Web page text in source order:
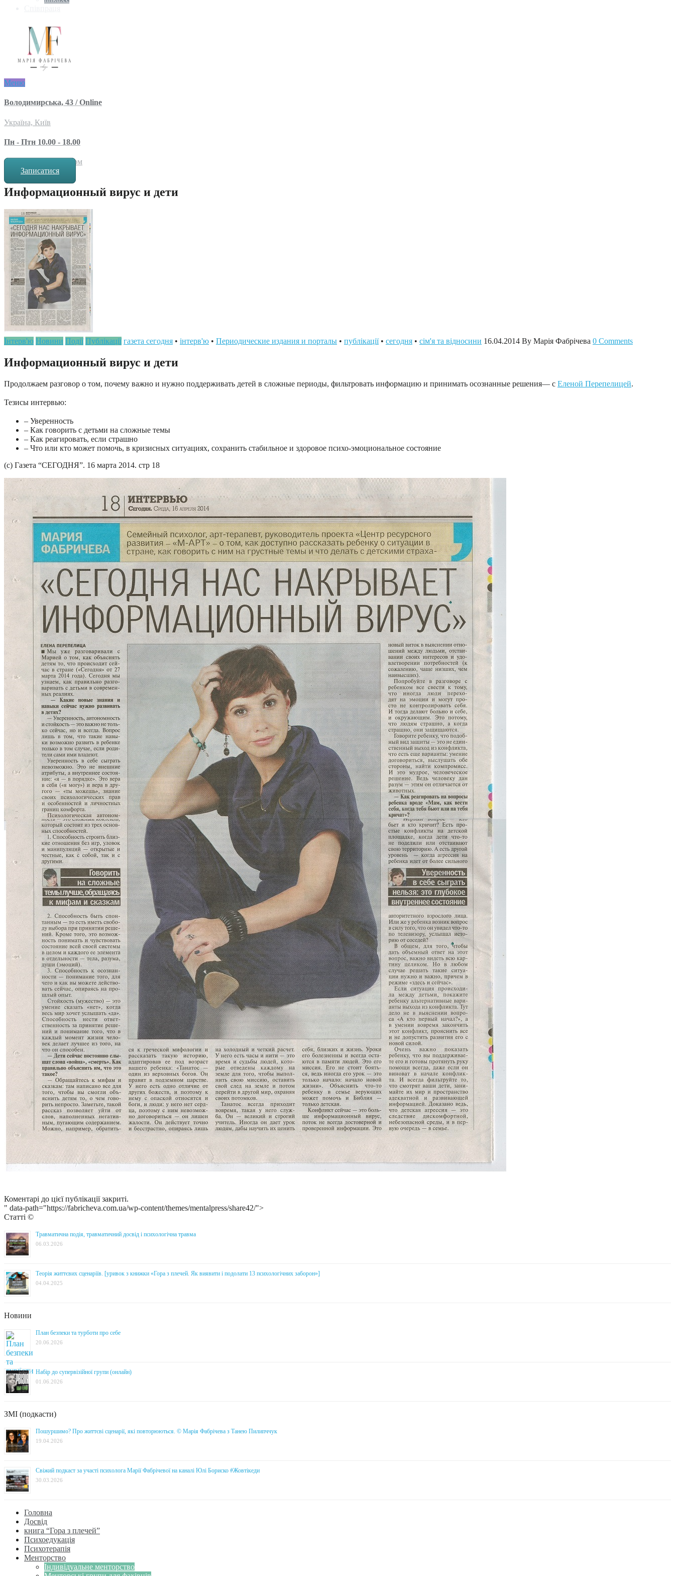
Меню
Володимирська, 43 / Online
Україна, Київ
Пн - Птн 10.00 - 18.00
за попереднім записом
Записатися
Информационный вирус и дети
Інтерв'ю Новини Події Публікації газета сегодня • інтерв'ю • Периодические издания и порталы • публікації• сегодня • сім'я та відносини 16.04.2014 By Марія Фабрічева 0 Comments
Информационный вирус и дети
Продолжаем разговор о том, почему важно и нужно поддерживать детей в сложные периоды, фильтровать информацию и принимать осознанные решения— с Еленой Перепелицей.
Тезисы интервью:
– Уверенность
– Как говорить с детьми на сложные темы
– Как реагировать, если страшно
– Что или кто может помочь, в кризисных ситуациях, сохранить стабильное и здоровое психо-эмоциональное состояние
(c) Газета “СЕГОДНЯ”. 16 марта 2014. стр 18
Коментарі до цієї публікації закриті.
" data-path="https://fabricheva.com.ua/wp-content/themes/mentalpress/share42/">
Статті ©
Травматична подія, травматичний досвід і психологічна травма
06.03.2026
Теорія життєвих сценаріїв. [уривок з книжки «Гора з плечей. Як виявити і подолати 13 психологічних заборон»]
04.04.2025
Новини
План безпеки та турботи про себе
20.06.2026
Набір до супервізійної групи (онлайн)
01.06.2026
ЗМІ (подкасти)
Пошуршимо? Про життєві сценарії, які повторюються. © Марія Фабрічева з Танею Пилипччук
19.04.2026
Свіжий подкаст за участі психолога Марії Фабрічевої на каналі Юлі Бориско #Жовтікеди
30.03.2026
Головна
Досвід
книга “Гора з плечей”
Психоедукація
Психотерапія
Менторство
Індивідуальне менторство